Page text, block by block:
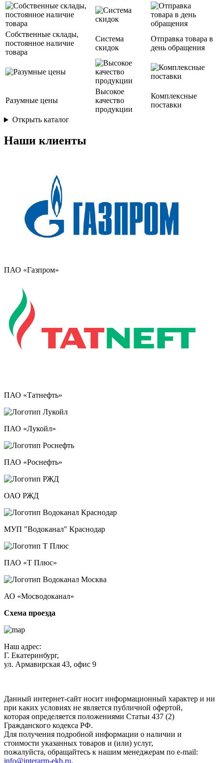
Собственные склады,
постоянное наличие
товара
Система
скидок
Отправка товара в
день обращения
Разумные цены
Высокое
качество
продукции
Комплексные
поставки
Открыть каталог
Наши клиенты
ПАО «Газпром»
ПАО «Татнефть»
ПАО «Лукойл»
ПАО «Роснефть»
ОАО РЖД
МУП "Водоканал" Краснодар
ПАО «Т Плюс»
АО «Мосводоканал»
Схема проезда
Наш адрес:
Г. Екатеринбург,
ул. Армавирская 43, офис 9
Данный интернет-сайт носит информационный характер и ни
при каких условиях не является публичной офертой,
которая определяется положениями Статьи 437 (2)
Гражданского кодекса РФ.
Для получения подробной информации о наличии и
стоимости указанных товаров и (или) услуг,
пожалуйста, обращайтесь к нашим менеджерам по e-mail:
info@interarm-ekb.ru.